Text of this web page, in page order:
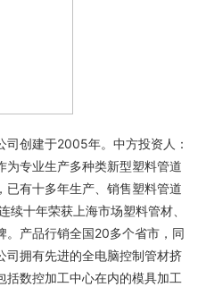
创建于2005年。中方投资人：
为专业生产多种类新型塑料管道
已有十多年生产、销售塑料管道
续十年荣获上海市场塑料管材、
产品行销全国20多个省市，同
拥有先进的全电脑控制管材挤
括数控加工中心在内的模具加工